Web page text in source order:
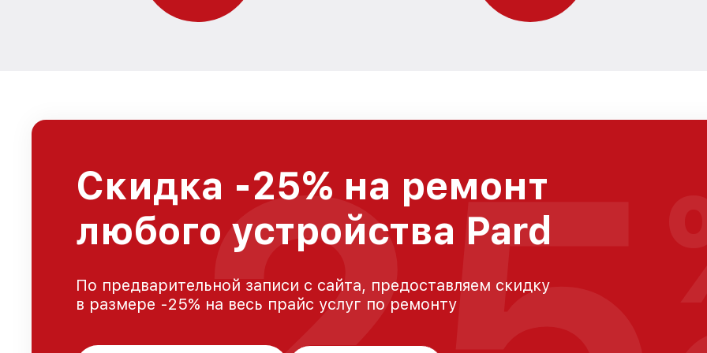
Скидка -25% на ремонт
любого устройства Pard
По предварительной записи с сайта, предоставляем скидку
в размере -25% на весь прайс услуг по ремонту